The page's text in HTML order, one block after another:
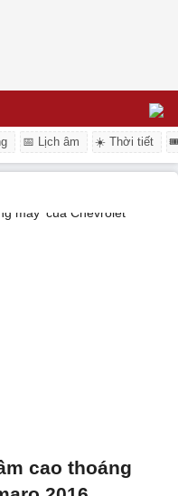
📅 Lịch âm ☀️ Thời tiết
cao thoáng